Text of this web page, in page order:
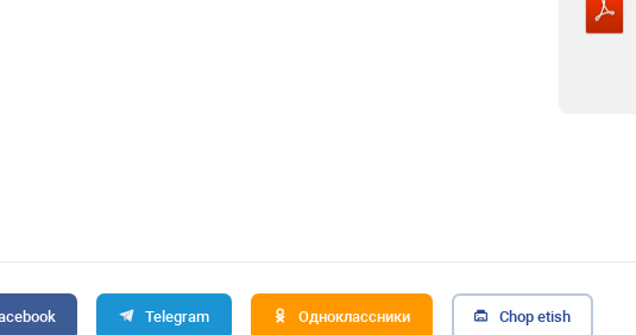
Telegram Одноклассники Chop etish